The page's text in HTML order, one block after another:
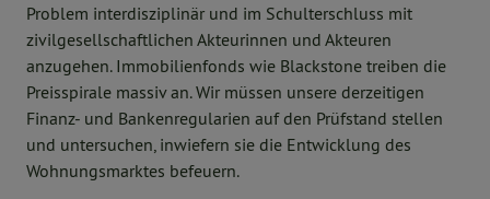
Problem interdisziplinär und im Schulterschluss mit
zivilgesellschaftlichen Akteurinnen und Akteuren
anzugehen. Immobilienfonds wie Blackstone treiben die
Preisspirale massiv an. Wir müssen unsere derzeitigen
Finanz- und Bankenregularien auf den Prüfstand stellen
und untersuchen, inwiefern sie die Entwicklung des
Wohnungsmarktes befeuern.